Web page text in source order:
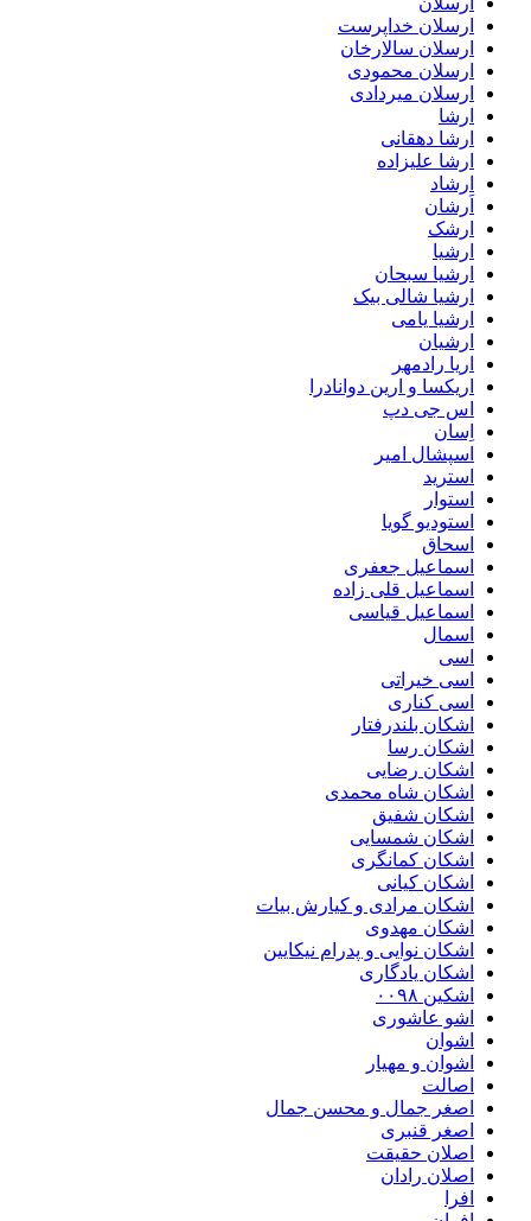
ارسلان خداپرست
ارسلان سالارخان
ارسلان محمودی
ارسلان میردادی
ارشا
ارشا دهقانی
ارشا علیزاده
ارشاد
اَرشان
ارشک
ارشیا
ارشیا سبحان
ارشیا شالی بیک
ارشیا یامی
ارشیان
اریا رادمهر
اریکسا و ارین دوانادرا
اس جی دپ
اِسان
اسپشال امیر
استرید
استوار
استودیو گویا
اسحاق
اسماعیل جعفری
اسماعیل قلی زاده
اسماعیل قیاسی
اسمال
اسی
اسی خیراتی
اسی کناری
اشکان بلندرفتار
اشکان رسا
اشکان رضایی
اشکان شاه محمدی
اشکان شفیق
اشکان شمسایی
اشکان‌ کمانگری
اشکان کیانی
اشکان مرادی و کیارش بیات
اشکان مهدوی
اشکان نوایی و پدرام نیکایین
اشکان یادگاری
اشکین ۰۰۹۸
اشو عاشوری
اشوان
اشوان و مهیار
اصالت
اصغر جمال و محسن جمال
اصغر قنبری
اصلان حقیقت
اصلان رادان
افرا